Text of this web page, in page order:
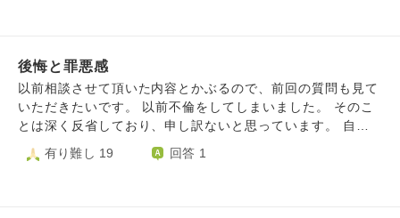
てしまいます。絶対に変わっているのだから。なんて愚かな
ことをしてしまったのでしょう。 二つ目 若くして薄毛に悩
んでます。将来禿げまっしぐらだと思うと死にたくなりま
す。毎日不安でお風呂に入るのが怖いです。 三つ目 ニキ
が発生し、治りません。 現在彼女がおり、大好きで結婚も
後悔と罪悪感
以前相談させて頂いた内容とかぶるので、前回の質問も見て
いただきたいです。 以前不倫をしてしまいました。 そのこ
とは深く反省しており、申し訳ないと思っています。 自業
自得なのですが、そのことで心が苦しいです。 自分の周り
の家族、友人、同僚などが優しくしてくれたり、その方達の
有り難し 19 回答 1